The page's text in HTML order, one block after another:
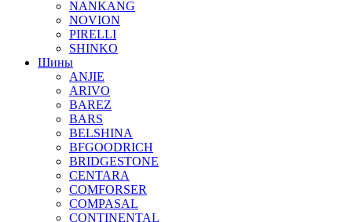
NANKANG
NOVION
PIRELLI
SHINKO
Шины
ANJIE
ARIVO
BAREZ
BARS
BELSHINA
BFGOODRICH
BRIDGESTONE
CENTARA
COMFORSER
COMPASAL
CONTINENTAL